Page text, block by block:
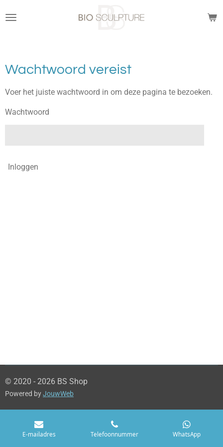
direct
Wachtwoord vereist
Voer het juiste wachtwoord in om deze pagina te bezoeken.
Wachtwoord
Inloggen
© 2020 - 2026 BS Shop
Powered byJouwWeb
E-mailadres Telefoonnummer WhatsApp